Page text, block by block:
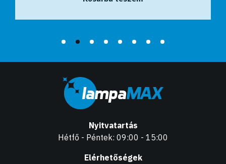
Nyitvatartás
Hétfő - Péntek: 09:00 - 15:00
Elérhetőségek